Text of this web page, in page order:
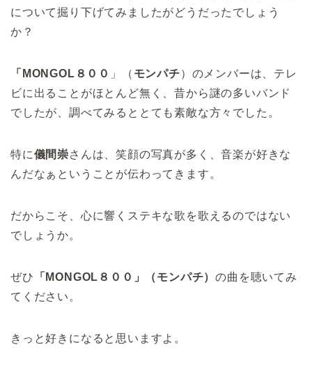
について掘り下げてみましたがどうだったでしょう
か？
「MONGOL８００ 」（ モンパチ）のメンバーは、テレ
ビに出ることがほとんど無く、昔から謎の多いバンド
でしたが、調べてみるととても素敵な方々でした。
特に儀間崇さんは、笑顔の写真が多く、音楽が好きな
んだなぁということが伝わってきます。
だからこそ、心に響くステキな歌を歌えるのではない
でしょうか。
ぜひ 「MONGOL８００」（モンパチ）の曲を聴いてみ
てください。
きっと好きになると思いますよ。